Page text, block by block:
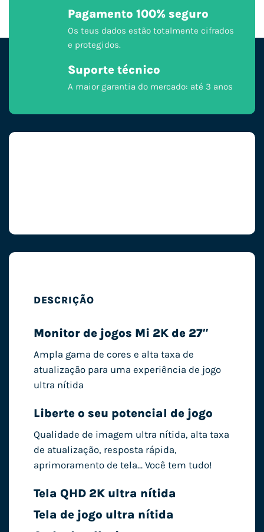
Pagamento 100% seguro
Os teus dados estão totalmente cifrados
e protegidos.
Suporte técnico
A maior garantia do mercado: até 3 anos
DESCRIÇÃO
Monitor de jogos Mi 2K de 27″
Ampla gama de cores e alta taxa de
atualização para uma experiência de jogo
ultra nítida
Liberte o seu potencial de jogo
Qualidade de imagem ultra nítida, alta taxa
de atualização, resposta rápida,
aprimoramento de tela… Você tem tudo!
Tela QHD 2K ultra nítida
Tela de jogo ultra nítida